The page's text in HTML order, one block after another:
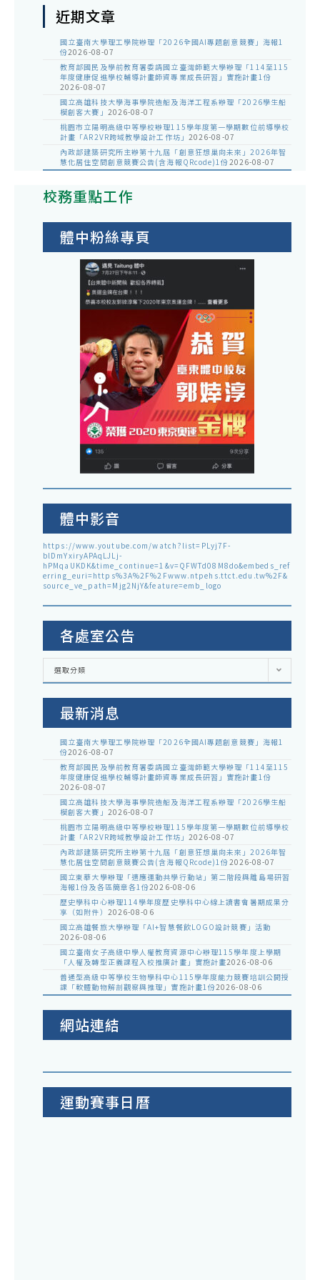
近期文章
國立臺南大學理工學院辦理「2026全國AI專題創意競賽」海報1
份2026-08-07
教育部國民及學前教育署委請國立臺灣師範大學辦理「114至115
年度健康促進學校輔導計畫師資專業成長研習」實施計畫1份
2026-08-07
國立高雄科技大學海事學院造船及海洋工程系辦理「2026學生船
模創客大賽」 2026-08-07
桃園市立陽明高級中等學校辦理115學年度第一學期數位前導學校
計畫「AR2VR跨域教學設計工作坊」 2026-08-07
內政部建築研究所主辦第十九屆「創意狂想巢向未來」2026年智
慧化居住空間創意競賽公告(含海報QRcode)1份2026-08-07
校務重點工作
體中粉絲專頁
體中影音
https://www.youtube.com/watch?list=PLyj7F-
blDmYxiryAPAqLJLj-
hPMqaUKDK&time_continue=1&v=QFWTd08M8do&embeds_ref
erring_euri=https%3A%2F%2Fwww.ntpehs.ttct.edu.tw%2F&
source_ve_path=Mjg2NjY&feature=emb_logo
各處室公告
各
室
選取分類
最新消息
國立臺南大學理工學院辦理「2026全國AI專題創意競賽」海報1
份2026-08-07
教育部國民及學前教育署委請國立臺灣師範大學辦理「114至115
年度健康促進學校輔導計畫師資專業成長研習」實施計畫1份
2026-08-07
國立高雄科技大學海事學院造船及海洋工程系辦理「2026學生船
模創客大賽」 2026-08-07
桃園市立陽明高級中等學校辦理115學年度第一學期數位前導學校
計畫「AR2VR跨域教學設計工作坊」 2026-08-07
內政部建築研究所主辦第十九屆「創意狂想巢向未來」2026年智
慧化居住空間創意競賽公告(含海報QRcode)1份2026-08-07
國立東華大學辦理「適應運動共學行動站」第二階段與離島場研習
海報1份及各區簡章各1份2026-08-06
歷史學科中心辦理114學年度歷史學科中心線上讀書會暑期成果分
享（如附件） 2026-08-06
國立高雄餐旅大學辦理「AI+智慧餐飲LOGO設計競賽」活動
2026-08-06
國立臺南女子高級中學人權教育資源中心辦理115學年度上學期
「人權及轉型正義課程入校推廣計畫」實施計畫2026-08-06
普通型高級中等學校生物學科中心115學年度能力競賽培訓公開授
課「軟體動物解剖觀察與推理」實施計畫1份2026-08-06
網站連結
運動賽事日曆